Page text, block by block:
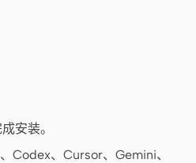
安装。
Codex、Cursor、Gemini、